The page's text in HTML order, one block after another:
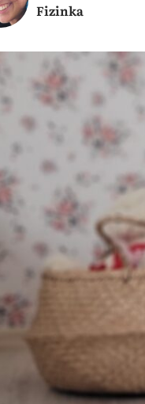
Fizinka